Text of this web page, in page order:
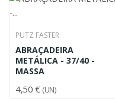
PUTZ FASTER
ABRAÇADEIRA
METÁLICA - 37/40 -
MASSA
4,50 € (UN)